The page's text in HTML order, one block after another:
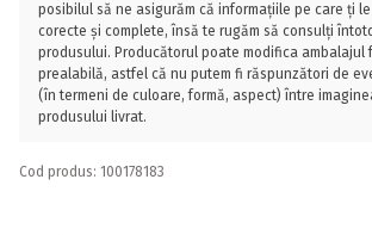
posibilul să ne asigurăm că informațiile pe care ți
corecte și complete, însă te rugăm să consulți
produsului. Producătorul poate modifica ambalajul
prealabilă, astfel că nu putem fi răspunzători de
(în termeni de culoare, formă, aspect) între
produsului livrat.
Cod produs: 100178183